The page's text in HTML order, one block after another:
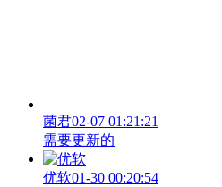
菌君02-07 01:21:21
需要更新的
优软01-30 00:20:54